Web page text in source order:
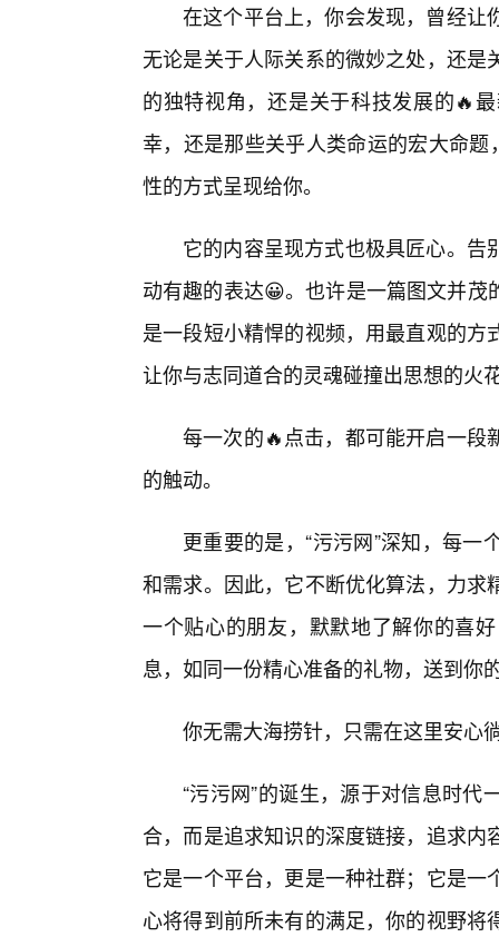
在这个平台上，你会发现，曾经让
无论是关于人际关系的微妙之处，还
的独特视角，还是关于科技发展的🔥
幸，还是那些关乎人类命运的宏大命
性的方式呈现给你。
它的内容呈现方式也极具匠心。
动有趣的表达😀。也许是一篇图文并
是一段短小精悍的视频，用最直观的
让你与志同道合的灵魂碰撞出思想的火
每一次的🔥点击，都可能开启一段
的触动。
更重要的是，“污污网”深知，每
和需求。因此，它不断优化算法，力
一个贴心的朋友，默默地了解你的喜
息，如同一份精心准备的礼物，送到你
你无需大海捞针，只需在这里安心
“污污网”的诞生，源于对信息时
合，而是追求知识的深度链接，追求
它是一个平台，更是一种社群；它是
心将得到前所未有的满足，你的视野